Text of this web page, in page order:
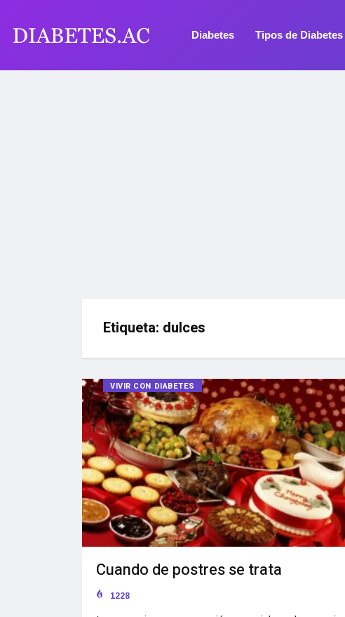
Diabetes Tipos de Diabetes
Etiqueta: dulces
VIVIR CON DIABETES
Cuando de postres se trata
1228